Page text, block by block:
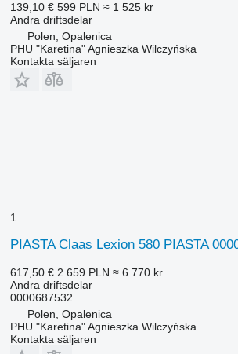
139,10 € 599 PLN ≈ 1 525 kr
Andra driftsdelar
Polen, Opalenica
PHU "Karetina" Agnieszka Wilczyńska
Kontakta säljaren
1
PIASTA Claas Lexion 580 PIASTA
617,50 € 2 659 PLN ≈ 6 770 kr
Andra driftsdelar
0000687532
Polen, Opalenica
PHU "Karetina" Agnieszka Wilczyńska
Kontakta säljaren